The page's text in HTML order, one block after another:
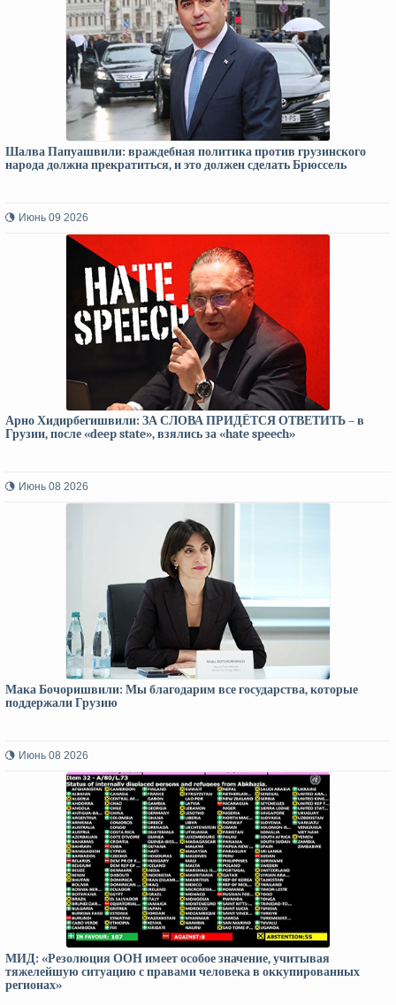
Шалва Папуашвили: враждебная политика против грузинского
народа должна прекратиться, и это должен сделать Брюссель
Июнь 09 2026
Арно Хидирбегишвили: ЗА СЛОВА ПРИДЁТСЯ ОТВЕТИТЬ – в
Грузии, после «deep state», взялись за «hate speech»
Июнь 08 2026
Мака Бочоришвили: Мы благодарим все государства, которые
поддержали Грузию
Июнь 08 2026
МИД: «Резолюция ООН имеет особое значение, учитывая
тяжелейшую ситуацию с правами человека в оккупированных
регионах»